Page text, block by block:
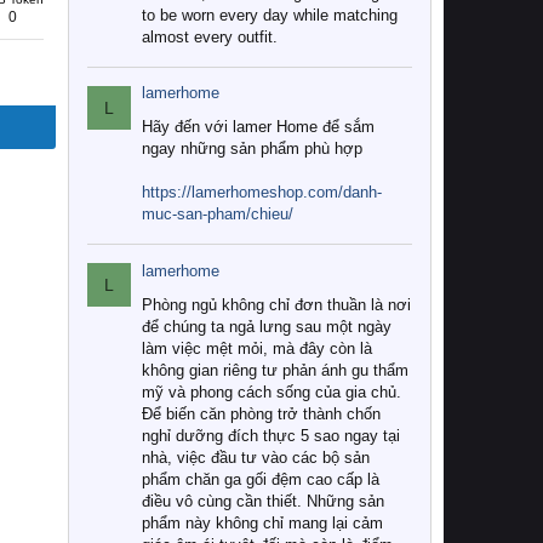
0
to be worn every day while matching
almost every outfit.
L
lamerhome
Hãy đến với lamer Home để sắm
ngay những sản phẩm phù hợp
https://lamerhomeshop.com/danh-
muc-san-pham/chieu/
L
lamerhome
Phòng ngủ không chỉ đơn thuần là nơi
để chúng ta ngả lưng sau một ngày
làm việc mệt mỏi, mà đây còn là
không gian riêng tư phản ánh gu thẩm
mỹ và phong cách sống của gia chủ.
Để biến căn phòng trở thành chốn
nghỉ dưỡng đích thực 5 sao ngay tại
nhà, việc đầu tư vào các bộ sản
phẩm chăn ga gối đệm cao cấp là
điều vô cùng cần thiết. Những sản
phẩm này không chỉ mang lại cảm